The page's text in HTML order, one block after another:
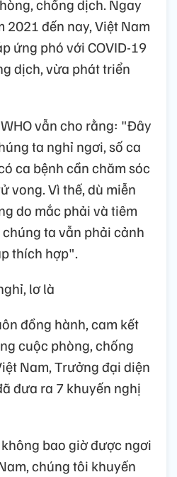
chống dịch. Ngay
đến nay, Việt Nam
ứng phó với COVID-19
dịch, vừa phát triển
vẫn cho rằng: "Đây
ta nghỉ ngơi, số ca
ca bệnh cần chăm sóc
vong. Vì thế, dù miễn
do mắc phải và tiêm
ta vẫn phải cảnh
thích hợp".
lơ là
đồng hành, cam kết
cuộc phòng, chống
Nam, Trưởng đại diện
đưa ra 7 khuyến nghị
bao giờ được ngơi
chúng tôi khuyến